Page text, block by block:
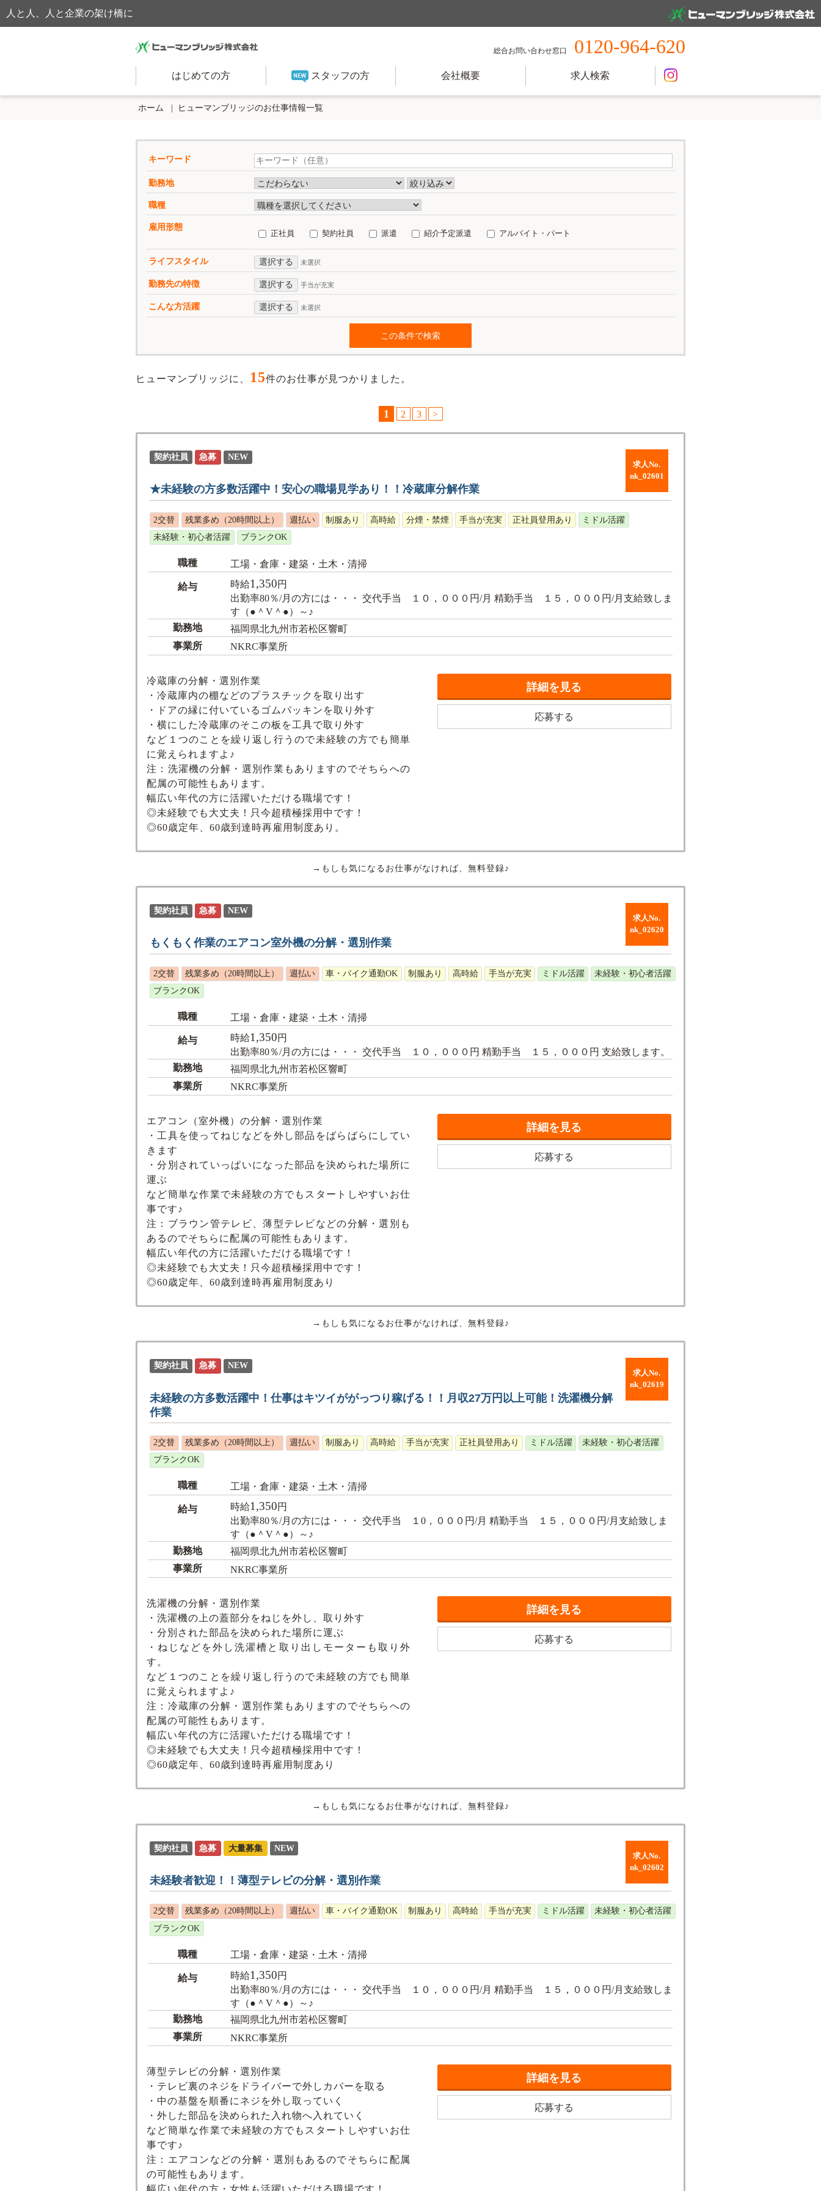
人と人、人と企業の架け橋に
総合お問い合わせ窓口 0120-964-620
はじめての方 スタッフの方 会社概要 求人検索
ホーム ヒューマンブリッジのお仕事情報一覧
キーワード
勤務地
職種
雇用形態
正社員 契約社員 派遣 紹介予定派遣 アルバイト・パート
ライフスタイル 選択する 未選択
勤務先の特徴 選択する 手当が充実
こんな方活躍 選択する 未選択
ヒューマンブリッジに、 15件のお仕事が見つかりました。
1 2 3 >
求人No.
nk_02601
契約社員 急募 NEW
★未経験の方多数活躍中！安心の職場見学あり！！冷蔵庫分解作業
2交替 残業多め（20時間以上） 週払い 制服あり 高時給 分煙・禁煙 手当が充実 正社員登用あり
ミドル活躍
未経験・初心者活躍
ブランクOK
職種 工場・倉庫・建築・土木・清掃
給与 時給1,350円
出勤率80％/月の方には・・・ 交代手当 １０，０００円/月 精勤手当 １５，０００円/月支給致しま
す（●＾V＾●）～♪
勤務地
福岡県北九州市若松区響町
事業所
NKRC事業所
冷蔵庫の分解・選別作業
・冷蔵庫内の棚などのプラスチックを取り出す
・ドアの縁に付いているゴムパッキンを取り外す
・横にした冷蔵庫のそこの板を工具で取り外す
など１つのことを繰り返し行うので未経験の方でも簡単
に覚えられますよ♪
注：洗濯機の分解・選別作業もありますのでそちらへの
配属の可能性もあります。
幅広い年代の方に活躍いただける職場です！
◎未経験でも大丈夫！只今超積極採用中です！
◎60歳定年、60歳到達時再雇用制度あり。
詳細を見る
応募する
→もしも気になるお仕事がなければ、無料登録♪
求人No.
nk_02620
契約社員 急募 NEW
もくもく作業のエアコン室外機の分解・選別作業
2交替 残業多め（20時間以上） 週払い 車・バイク通勤OK 制服あり 高時給 手当が充実 ミドル活躍
未経験・初心者活躍
ブランクOK
職種 工場・倉庫・建築・土木・清掃
給与 時給1,350円
出勤率80％/月の方には・・・ 交代手当 １０，０００円 精勤手当 １５，０００円 支給致します。
勤務地
福岡県北九州市若松区響町
事業所
NKRC事業所
エアコン（室外機）の分解・選別作業
・工具を使ってねじなどを外し部品をばらばらにしてい
きます
・分別されていっぱいになった部品を決められた場所に
運ぶ
など簡単な作業で未経験の方でもスタートしやすいお仕
事です♪
注：ブラウン管テレビ、薄型テレビなどの分解・選別も
あるのでそちらに配属の可能性もあります。
幅広い年代の方に活躍いただける職場です！
◎未経験でも大丈夫！只今超積極採用中です！
◎60歳定年、60歳到達時再雇用制度あり
詳細を見る
応募する
→もしも気になるお仕事がなければ、無料登録♪
求人No.
nk_02619
契約社員 急募 NEW
未経験の方多数活躍中！仕事はキツイががっつり稼げる！！月収27万円以上可能！洗濯機分解
作業
2交替 残業多め（20時間以上） 週払い 制服あり 高時給 手当が充実 正社員登用あり ミドル活躍
未経験・初心者活躍
ブランクOK
職種 工場・倉庫・建築・土木・清掃
給与 時給1,350円
出勤率80％/月の方には・・・ 交代手当 １0，０００円/月 精勤手当 １５，０００円/月支給致しま
す（●＾V＾●）～♪
勤務地
福岡県北九州市若松区響町
事業所
NKRC事業所
洗濯機の分解・選別作業
・洗濯機の上の蓋部分をねじを外し、取り外す
・分別された部品を決められた場所に運ぶ
・ねじなどを外し洗濯槽と取り出しモーターも取り外
す。
など１つのことを繰り返し行うので未経験の方でも簡単
に覚えられますよ♪
注：冷蔵庫の分解・選別作業もありますのでそちらへの
配属の可能性もあります。
幅広い年代の方に活躍いただける職場です！
◎未経験でも大丈夫！只今超積極採用中です！
◎60歳定年、60歳到達時再雇用制度あり
詳細を見る
応募する
→もしも気になるお仕事がなければ、無料登録♪
求人No.
nk_02602
契約社員 急募 大量募集 NEW
未経験者歓迎！！薄型テレビの分解・選別作業
2交替 残業多め（20時間以上） 週払い 車・バイク通勤OK 制服あり 高時給 手当が充実 ミドル活躍
未経験・初心者活躍
ブランクOK
職種 工場・倉庫・建築・土木・清掃
給与 時給1,350円
出勤率80％/月の方には・・・ 交代手当 １０，０００円/月 精勤手当 １５，０００円/月支給致しま
す（●＾V＾●）～♪
勤務地
福岡県北九州市若松区響町
事業所
NKRC事業所
薄型テレビの分解・選別作業
・テレビ裏のネジをドライバーで外しカバーを取る
・中の基盤を順番にネジを外し取っていく
・外した部品を決められた入れ物へ入れていく
など簡単な作業で未経験の方でもスタートしやすいお仕
事です♪
注：エアコンなどの分解・選別もあるのでそちらに配属
の可能性もあります。
詳細を見る
応募する